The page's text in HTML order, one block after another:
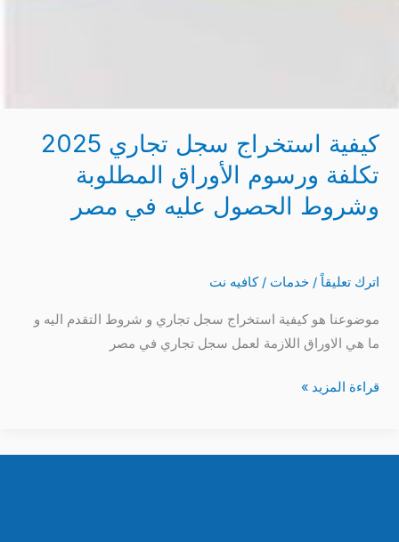
كيفية استخراج سجل تجاري 2025
تكلفة ورسوم الأوراق المطلوبة
وشروط الحصول عليه في مصر
اترك تعليقاً /خدمات/كافيه نت
موضوعنا هو كيفية استخراج سجل تجاري و شروط التقدم اليه و
ما هي الاوراق اللازمة لعمل سجل تجاري في مصر
عليه
قراءة المزيد »